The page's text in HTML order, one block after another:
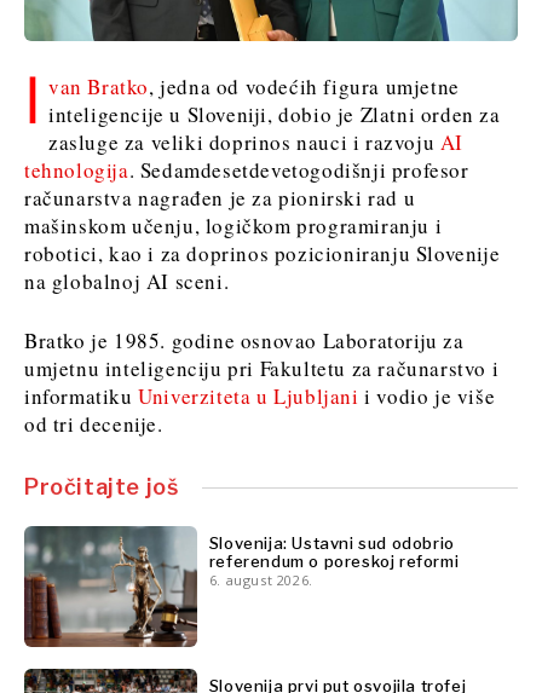
I van Bratko, jedna od vodećih figura umjetne
inteligencije u Sloveniji, dobio je Zlatni orden za
zasluge za veliki doprinos nauci i razvoju AI
tehnologija. Sedamdesetdevetogodišnji profesor
računarstva nagrađen je za pionirski rad u
mašinskom učenju, logičkom programiranju i
robotici, kao i za doprinos pozicioniranju Slovenije
na globalnoj AI sceni.
Bratko je 1985. godine osnovao Laboratoriju za
umjetnu inteligenciju pri Fakultetu za računarstvo i
informatikuUniverziteta u Ljubljani i vodio je više
od tri decenije.
Pročitajte još
Slovenija: Ustavni sud odobrio
referendum o poreskoj reformi
6. august 2026.
Slovenija prvi put osvojila trofej